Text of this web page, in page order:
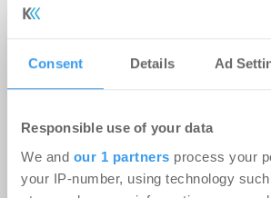
Consent Details Ad
Responsible use of your data
We and our 1 partners process your
your IP-number, using technology
-08.07.2026
Login für den ganzen Artikel Wenn
kostenlosen Account, um auf die